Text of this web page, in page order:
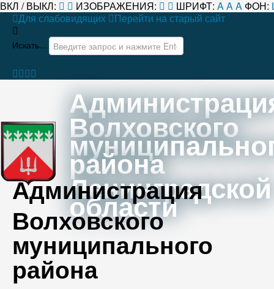
ВКЛ / ВЫКЛ: ИЗОБРАЖЕНИЯ: ШРИФТ: AAA ФОН:
Для слабовидящих
Перейти на старый сайт
Искать...
Волховского
района
Ленинградской
области
Администрация
Волховского
муниципального
района